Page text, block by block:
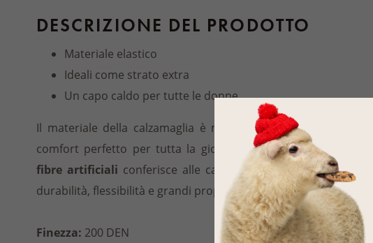
DESCRIZIONE DEL PRODOTTO
Materiale elastico
Ideali come strato extra
Un capo caldo per tutte le donne
Il materiale della calzamaglia è molto traspirante ed
comfort perfetto per tutta la giornata.La combinazione
fibre artificiali conferisce alle calze il meglio di entrambi i
durabilità, flessibilità e grandi proprietà funzionali.
Finezza: 200 DEN​​​​​​​